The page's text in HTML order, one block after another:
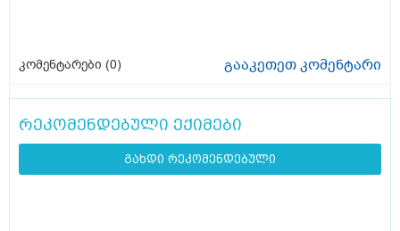
კომენტარები (0) გააკეთეთ კომენტარი
რეკომენდებული ექიმები
გახდი რეკომენდებული